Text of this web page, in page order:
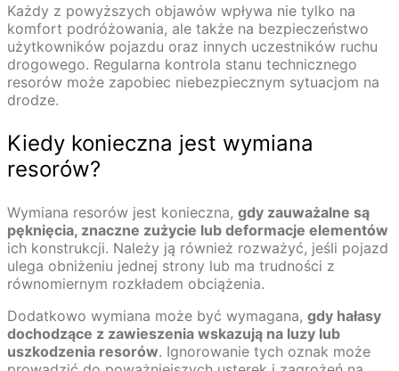
Każdy z powyższych objawów wpływa nie tylko na
komfort podróżowania, ale także na bezpieczeństwo
użytkowników pojazdu oraz innych uczestników ruchu
drogowego. Regularna kontrola stanu technicznego
resorów może zapobiec niebezpiecznym sytuacjom na
drodze.
Kiedy konieczna jest wymiana
resorów?
Wymiana resorów jest konieczna, gdy zauważalne są
pęknięcia, znaczne zużycie lub deformacje elementów
ich konstrukcji. Należy ją również rozważyć, jeśli pojazd
ulega obniżeniu jednej strony lub ma trudności z
równomiernym rozkładem obciążenia.
Dodatkowo wymiana może być wymagana, gdy hałasy
dochodzące z zawieszenia wskazują na luzy lub
uszkodzenia resorów. Ignorowanie tych oznak może